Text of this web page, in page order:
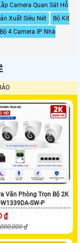
Camera Quan Sát Hỗ
Xuất Siêu Nét
Bộ Kit
Bộ 4 Camera IP Nhà
Văn Phòng Trọn Bộ 2K
SW-P
₫
₫